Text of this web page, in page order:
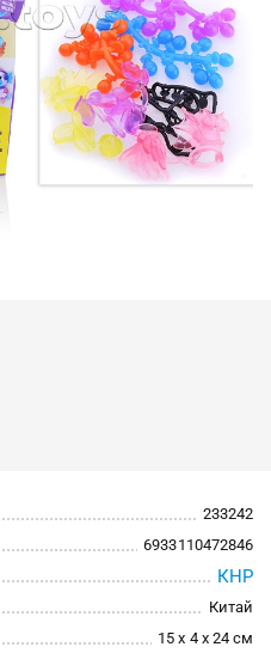
233242
6933110472846
КНР
Китай
15 x 4 x 24 см